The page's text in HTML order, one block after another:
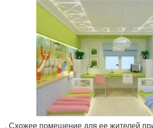
. Схожее помещение для ее жителей